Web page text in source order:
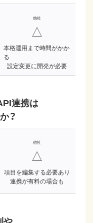
△
本格運用まで時間がかか
る
設定変更に開発が必要
連携は
？
△
項目を編集する必要あり
連携が有料の場合も